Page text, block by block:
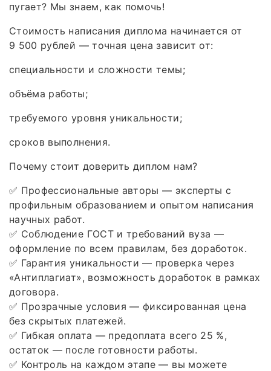
пугает? Мы знаем, как помочь!
Стоимость написания диплома начинается от
9 500 рублей — точная цена зависит от:
специальности и сложности темы;
объёма работы;
требуемого уровня уникальности;
сроков выполнения.
Почему стоит доверить диплом нам?
✅ Профессиональные авторы — эксперты с
профильным образованием и опытом написания
научных работ.
✅ Соблюдение ГОСТ и требований вуза —
оформление по всем правилам, без доработок.
✅ Гарантия уникальности — проверка через
«Антиплагиат», возможность доработок в рамках
договора.
✅ Прозрачные условия — фиксированная цена
без скрытых платежей.
✅ Гибкая оплата — предоплата всего 25 %,
остаток — после готовности работы.
✅ Контроль на каждом этапе — вы можете